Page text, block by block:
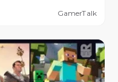
GamerTalk